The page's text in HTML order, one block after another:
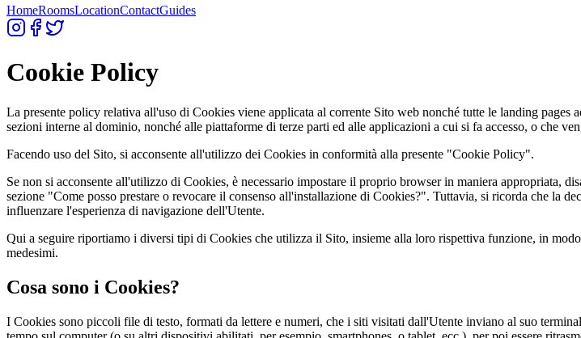
HomeRoomsLocationContactGuides
Cookie Policy
La presente policy relativa all'uso di Cookies viene applicata al corrente Sito web nonché tutte le landing
sezioni interne al dominio, nonché alle piattaforme di terze parti ed alle applicazioni a cui si fa accesso, o che
Facendo uso del Sito, si acconsente all'utilizzo dei Cookies in conformità alla presente "Cookie Policy".
Se non si acconsente all'utilizzo di Cookies, è necessario impostare il proprio browser in maniera appropriata,
sezione "Come posso prestare o revocare il consenso all'installazione di Cookies?". Tuttavia, si ricorda che la
influenzare l'esperienza di navigazione dell'Utente.
Qui a seguire riportiamo i diversi tipi di Cookies che utilizza il Sito, insieme alla loro rispettiva funzione, in
medesimi.
Cosa sono i Cookies?
I Cookies sono piccoli file di testo, formati da lettere e numeri, che i siti visitati dall'Utente inviano al suo